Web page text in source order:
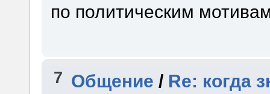
по политическим
7 Общение / Re: когда